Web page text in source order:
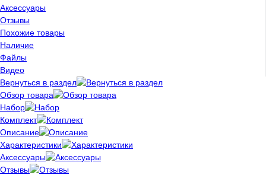
Аксессуары
Отзывы
Похожие товары
Наличие
Файлы
Видео
Вернуться в раздел
Обзор товара
Набор
Комплект
Описание
Характеристики
Аксессуары
Отзывы